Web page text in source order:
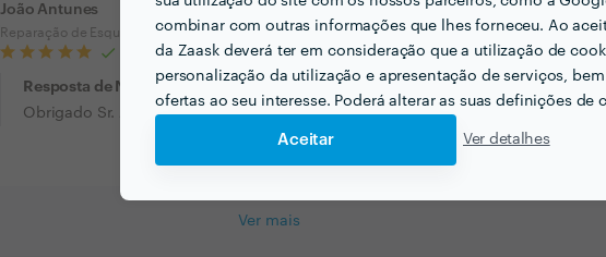
combinar com outras informações que lhes forneceu. Ao
da Zaask deverá ter em consideração que a utilização de
personalização da utilização e apresentação de serviços,
ofertas ao seu interesse. Poderá alterar as suas definições de
Aceitar Ver detalhes
João Antunes
Reparação de Esquentador a Gás
30 Jul 2024
Resposta de Nova Electro Sao Lazaro Lda 30 Jul 2024
Obrigado Sr. João Antunes, sempre ao dispor.
Ver mais